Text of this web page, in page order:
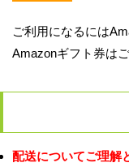
ご利用になるには
Amazonギフト券は
配送についてご理解